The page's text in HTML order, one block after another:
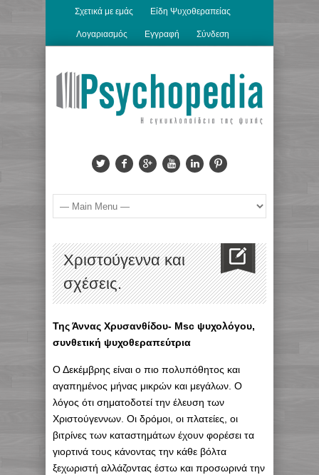
Σχετικά με εμάς Είδη Ψυχοθεραπείας
Λογαριασμός Εγγραφή Σύνδεση
Χριστούγεννα και
σχέσεις.
Της Άννας Χρυσανθίδου- Msc ψυχολόγου,
συνθετική ψυχοθεραπεύτρια
Ο Δεκέμβρης είναι ο πιο πολυπόθητος και
αγαπημένος μήνας μικρών και μεγάλων. Ο
λόγος ότι σηματοδοτεί την έλευση των
Χριστούγεννων. Οι δρόμοι, οι πλατείες, οι
βιτρίνες των καταστημάτων έχουν φορέσει τα
γιορτινά τους κάνοντας την κάθε βόλτα
ξεχωριστή αλλάζοντας έστω και προσωρινά την